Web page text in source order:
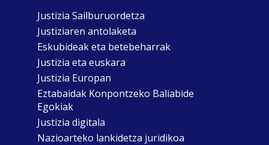
Justizia Sailburuordetza
Justiziaren antolaketa
Eskubideak eta betebeharrak
Justizia eta euskara
Justizia Europan
Eztabaidak Konpontzeko Baliabide
Egokiak
Justizia digitala
Nazioarteko lankidetza juridikoa